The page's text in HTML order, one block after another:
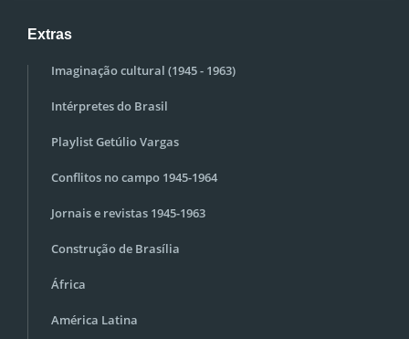
Extras
Imaginação cultural (1945 - 1963)
Intérpretes do Brasil
Playlist Getúlio Vargas
Conflitos no campo 1945-1964
Jornais e revistas 1945-1963
Construção de Brasília
África
América Latina